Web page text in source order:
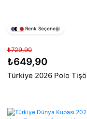
Renk Seçeneği
₺729,90
₺649,90
Türkiye 2026 Polo